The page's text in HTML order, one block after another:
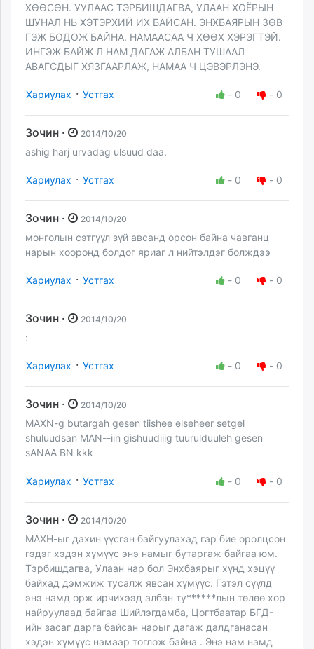
ХӨӨСӨН. УУЛААС ТЭРБИШДАГВА, УЛААН ХОЁРЫН
ШУНАЛ НЬ ХЭТЭРХИЙ ИХ БАЙСАН. ЭНХБАЯРЫН ЗӨВ
ГЭЖ БОДОЖ БАЙНА. НАМААСАА Ч ХӨӨХ ХЭРЭГТЭЙ.
ИНГЭЖ БАЙЖ Л НАМ ДАГАЖ АЛБАН ТУШААЛ
АВАГСДЫГ ХЯЗГААРЛАЖ, НАМАА Ч ЦЭВЭРЛЭНЭ.
Хариулах · Устгах - 0 - 0
Зочин · 2014/10/20
ashig harj urvadag ulsuud daa.
Хариулах · Устгах - 0 - 0
Зочин · 2014/10/20
монголын сэтгүүл зүй авсанд орсон байна чавганц
нарын хооронд болдог яриаг л нийтэлдэг болждээ
Хариулах · Устгах - 0 - 0
Зочин · 2014/10/20
:
Хариулах · Устгах - 0 - 0
Зочин · 2014/10/20
MAXN-g butargah gesen tiishee elseheer setgel
shuluudsan MAN--iin gishuudiiig tuurulduuleh gesen
sANAA BN kkk
Хариулах · Устгах - 0 - 0
Зочин · 2014/10/20
МАХН-ыг дахин үүсгэн байгуулахад гар бие оролцсон
гэдэг хэдэн хүмүүс энэ намыг бутаргаж байгаа юм.
Тэрбишдагва, Улаан нар бол Энхбаярыг хүнд хэцүү
байхад дэмжиж тусалж явсан хүмүүс. Гэтэл сүүлд
энэ намд орж ирчихээд албан ту******лын төлөө хор
найруулаад байгаа Шийлэгдамба, Цогтбаатар БГД-
ийн засаг дарга байсан нарыг дагаж далдганасан
хэдэн хүмүүс намаар тоглож байна . Энэ нам намд